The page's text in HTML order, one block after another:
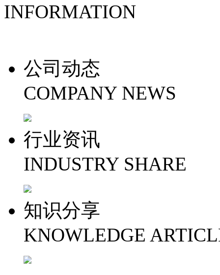
INFORMATION
公司动态
COMPANY NEWS
行业资讯
INDUSTRY SHARE
知识分享
KNOWLEDGE